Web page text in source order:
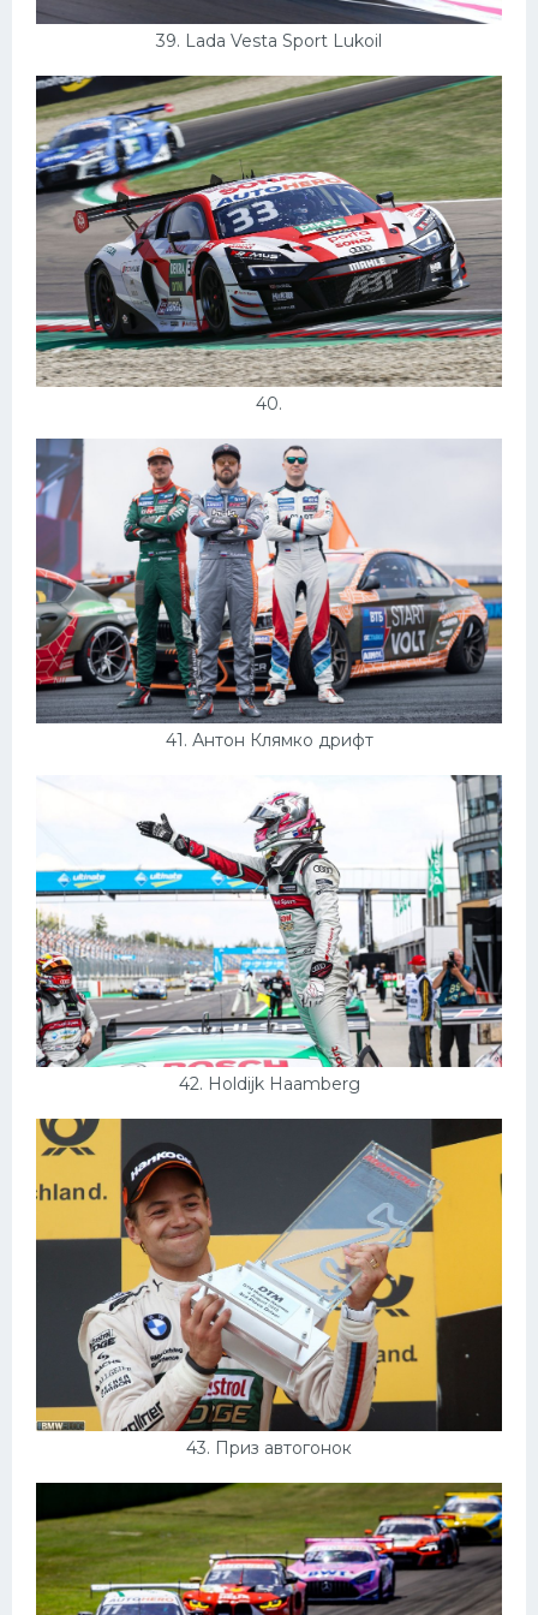
39. Lada Vesta Sport Lukoil
40.
41. Антон Клямко дрифт
42. Holdijk Haamberg
43. Приз автогонок